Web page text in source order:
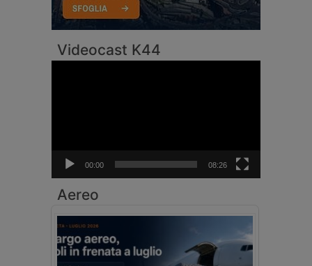
Videocast K44
00:00 08:26
Aereo